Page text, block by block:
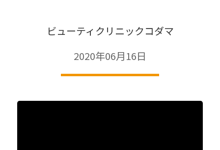
ビューティクリニックコダマ
2020年06月16日